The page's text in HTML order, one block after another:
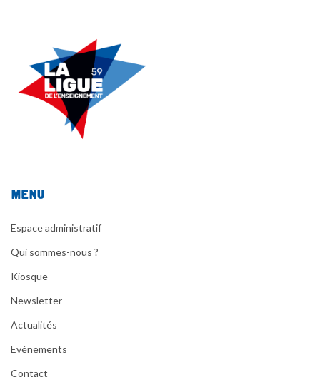
Menu
Espace administratif
Qui sommes-nous ?
Kiosque
Newsletter
Actualités
Evénements
Contact